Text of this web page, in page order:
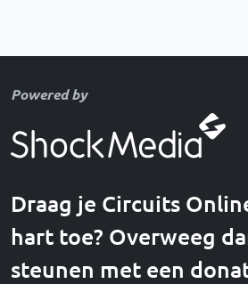
Powered by
Draag je Circuits
hart toe? Overweeg
steunen met een